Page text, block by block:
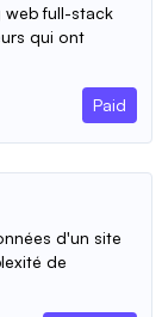
web full-stack
qui ont
Paid
d'un site
de